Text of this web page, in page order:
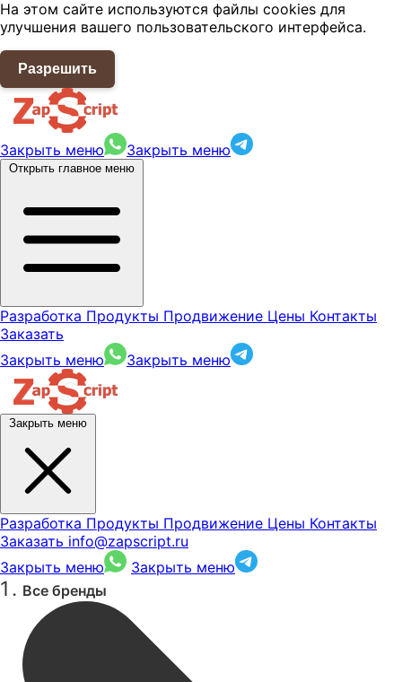
На этом сайте используются файлы cookies для
улучшения вашего пользовательского интерфейса.
Разрешить
Закрыть меню Закрыть меню
Открыть главное меню
Разработка Продукты Продвижение Цены Контакты
Заказать
Закрыть меню
Закрыть меню
Закрыть меню
Разработка Продукты Продвижение Цены Контакты
Заказать info@zapscript.ru
Закрыть меню
Закрыть меню
Все бренды